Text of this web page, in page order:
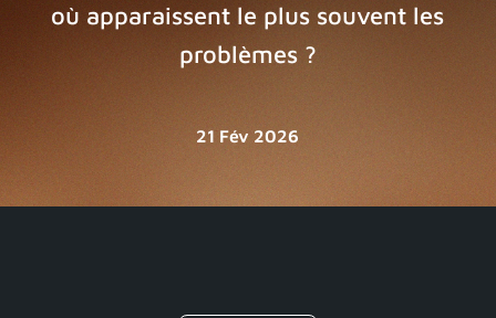
où apparaissent le plus souvent les
problèmes ?
21 Fév 2026